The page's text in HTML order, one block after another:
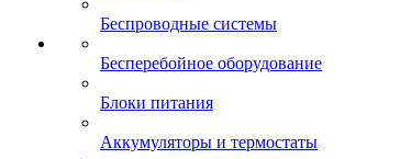
Беспроводные системы
Бесперебойное оборудование
Блоки питания
Аккумуляторы и термостаты